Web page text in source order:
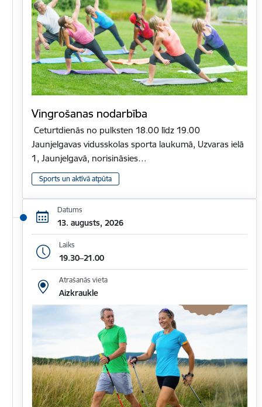
Vingrošanas nodarbība
Ceturtdienās no pulksten 18.00 līdz 19.00
Jaunjelgavas vidusskolas sporta laukumā, Uzvaras ielā
1, Jaunjelgavā, norisināsies…
Sports un aktīvā atpūta
Datums
13. augusts, 2026
Laiks
19.30–21.00
Atrašanās vieta
Aizkraukle